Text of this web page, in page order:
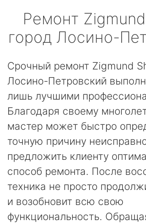
Ремонт
город Лосино-
Срочный ремонт Zigmund
Лосино-Петровский
лишь лучшими
Благодаря своему
мастер может быстро
точную причину
предложить клиенту
способ ремонта. После
техника не просто
и возобновит всю свою
функциональность.